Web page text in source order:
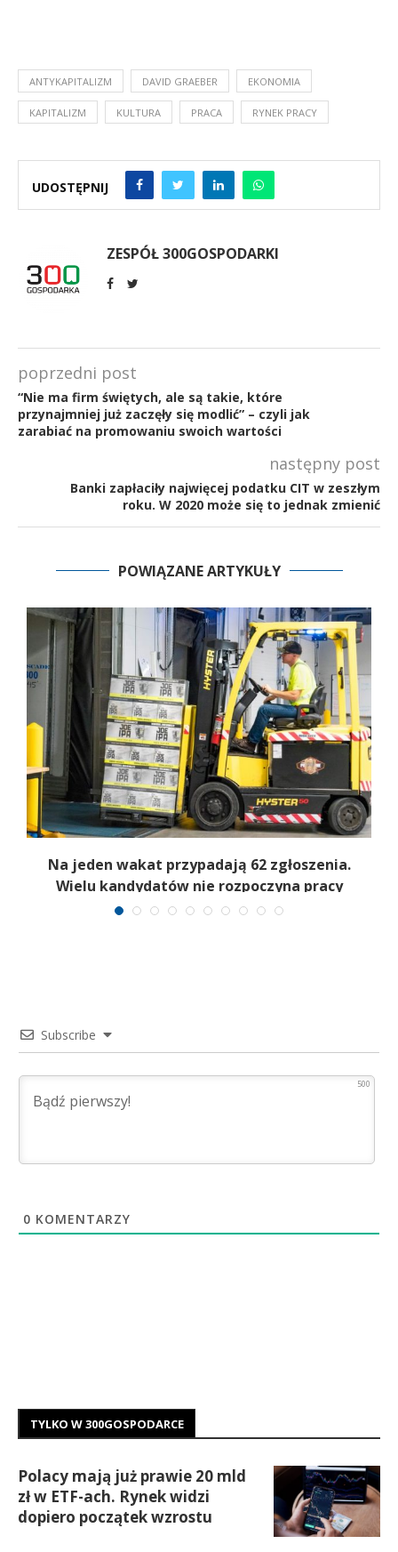
ANTYKAPITALIZM DAVID GRAEBER EKONOMIA
KAPITALIZM KULTURA PRACA RYNEK PRACY
UDOSTĘPNIJ
ZESPÓŁ 300GOSPODARKI
poprzedni post
“Nie ma firm świętych, ale są takie, które
przynajmniej już zaczęły się modlić” – czyli jak
zarabiać na promowaniu swoich wartości
następny post
Banki zapłaciły najwięcej podatku CIT w zeszłym
roku. W 2020 może się to jednak zmienić
POWIĄZANE ARTYKUŁY
Na jeden wakat przypadają 62 zgłoszenia.
Wielu kandydatów nie rozpoczyna pracy
Subscribe
500
0 KOMENTARZY
TYLKO W 300GOSPODARCE
Polacy mają już prawie 20 mld
zł w ETF-ach. Rynek widzi
dopiero początek wzrostu